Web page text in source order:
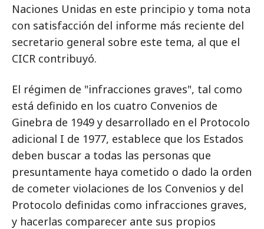
Naciones Unidas en este principio y toma nota
con satisfacción del informe más reciente del
secretario general sobre este tema, al que el
CICR contribuyó.
El régimen de "infracciones graves", tal como
está definido en los cuatro Convenios de
Ginebra de 1949 y desarrollado en el Protocolo
adicional I de 1977, establece que los Estados
deben buscar a todas las personas que
presuntamente haya cometido o dado la orden
de cometer violaciones de los Convenios y del
Protocolo definidas como infracciones graves,
y hacerlas comparecer ante sus propios